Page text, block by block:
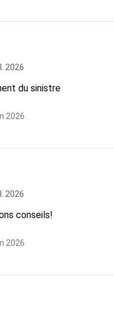
2026
du sinistre
2026
2026
conseils!
2026